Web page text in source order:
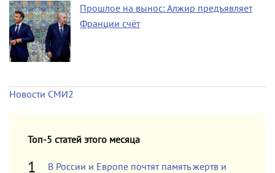
Прошлое на вынос: Алжир предъявляет
Франции счёт
Новости СМИ2
Топ-5 статей этого месяца
В России и Европе почтят память жертв и